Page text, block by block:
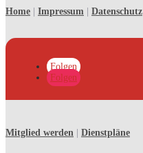
Home Impressum Datenschutz
Folgen
Folgen
Mitglied werden Dienstpläne